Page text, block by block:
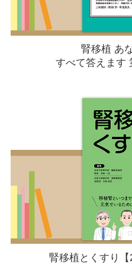
腎移植 あ
すべて答えます
腎移植とくすり【